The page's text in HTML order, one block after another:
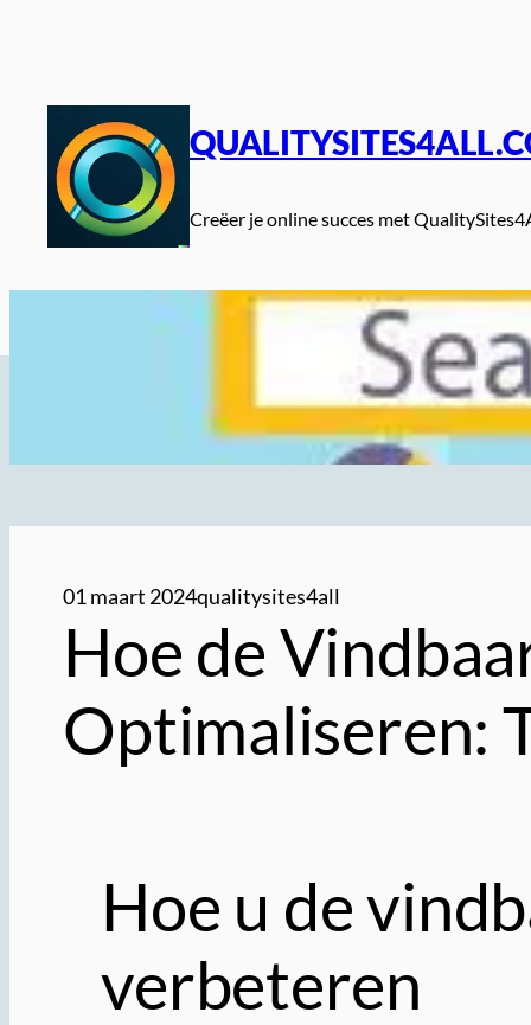
Creëer je online succes met
01 maart 2024qualitysites4all
Hoe de
Optimaliseren:
Hoe u de
verbeteren